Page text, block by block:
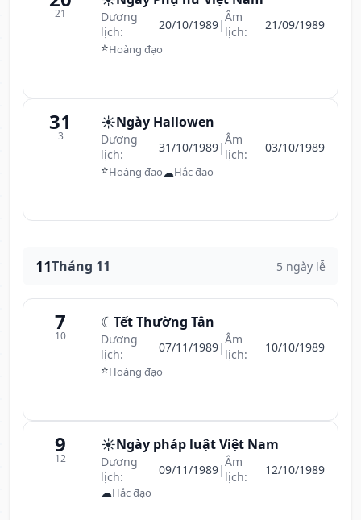
21
Dương
lịch:
20/10/1989|Âm
lịch:
21/09/1989
⭐Hoàng đạo
31
3
☀️Ngày Hallowen
Dương
lịch:
31/10/1989|Âm
lịch:
03/10/1989
⭐Hoàng đạo☁Hắc đạo
11Tháng 11 5 ngày lễ
7
10
☾ Tết Thường Tân
Dương
lịch:
07/11/1989|Âm
lịch:
10/10/1989
⭐Hoàng đạo
9
12
☀️Ngày pháp luật Việt Nam
Dương
lịch:
09/11/1989|Âm
lịch:
12/10/1989
☁Hắc đạo